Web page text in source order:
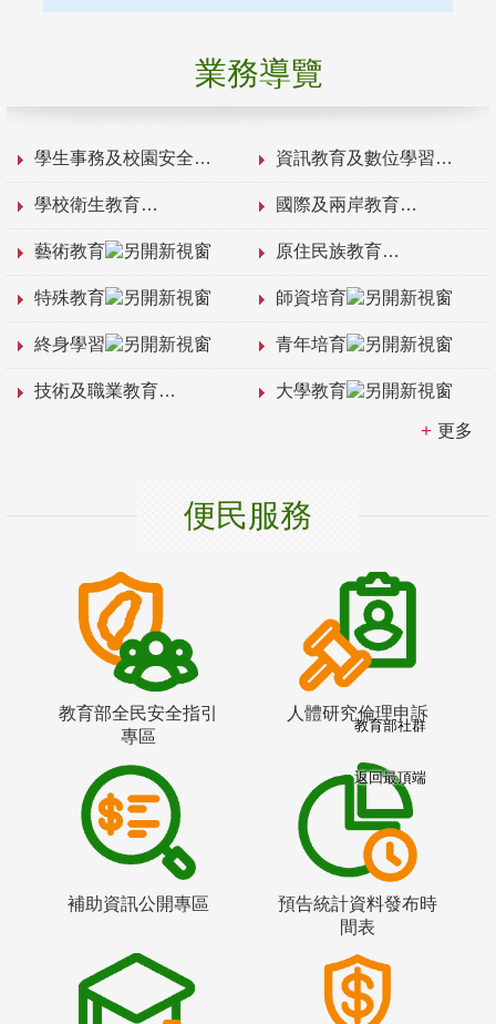
業務導覽
學生事務及校園安全 資訊教育及數位學習
學校衛生教育 國際及兩岸教育
藝術教育 原住民族教育
特殊教育 師資培育
終身學習 青年培育
技術及職業教育 大學教育
更多
便民服務
教育部全民安全指引
專區
人體研究倫理申訴
補助資訊公開專區
預告統計資料發布時
間表
教育部社群
返回最頂端